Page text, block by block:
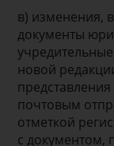
в) изменения,
документы
новой
почтовым
отметкой
с документом,